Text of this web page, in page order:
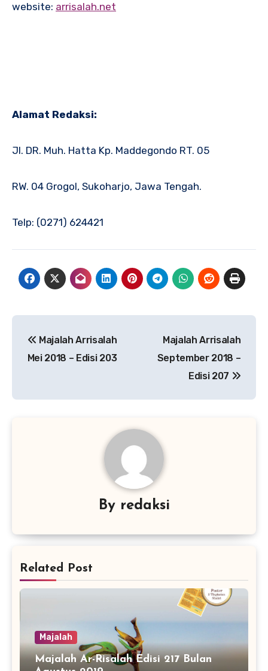
website: arrisalah.net
Alamat Redaksi:
Jl. DR. Muh. Hatta Kp. Maddegondo RT. 05
RW. 04 Grogol, Sukoharjo, Jawa Tengah.
Telp: (0271) 624421
pos
Majalah Arrisalah
Mei 2018 – Edisi 203
Majalah Arrisalah
September 2018 –
Edisi 207
By redaksi
Related Post
Majalah
Majalah Ar-Risalah Edisi 217 Bulan